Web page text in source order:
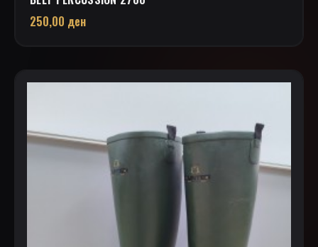
250,00 ден